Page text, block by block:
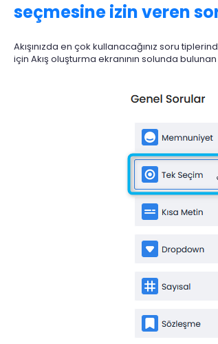
seçmesine izin veren
Akışınızda en çok kullanacağınız soru
için Akış oluşturma ekranının solunda